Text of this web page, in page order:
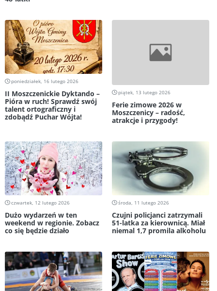
poniedziałek, 16 lutego 2026
II Moszczenickie Dyktando –
Pióra w ruch! Sprawdź swój
talent ortograficzny i
zdobądź Puchar Wójta!
piątek, 13 lutego 2026
Ferie zimowe 2026 w
Moszczenicy – radość,
atrakcje i przygody!
czwartek, 12 lutego 2026
Dużo wydarzeń w ten
weekend w regionie. Zobacz
co się będzie działo
środa, 11 lutego 2026
Czujni policjanci zatrzymali
51-latka za kierownicą. Miał
niemal 1,7 promila alkoholu